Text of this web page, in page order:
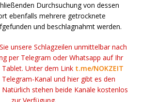
Durchsuchung von dessen
ebenfalls mehrere getrocknete
und beschlagnahmt werden.
unsere Schlagzeilen unmittelbar nach
per Telegram oder Whatsapp auf Ihr
Unter dem Link t.me/NOKZEIT
Kanal und hier gibt es den
Natürlich stehen beide Kanäle kostenlos
zur Verfügung.